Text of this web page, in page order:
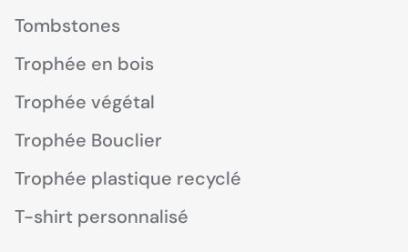
Tombstones
Trophée en bois
Trophée végétal
Trophée Bouclier
Trophée plastique recyclé
T-shirt personnalisé